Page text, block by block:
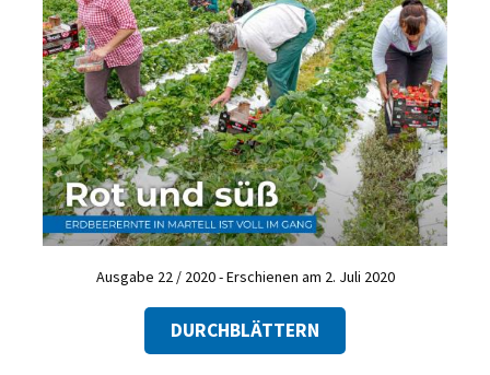
Ausgabe 22 / 2020 - Erschienen am 2. Juli 2020
DURCHBLÄTTERN